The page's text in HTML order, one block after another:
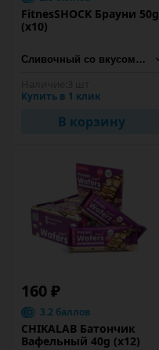
FitnesSHOCK Брауни 50g
(х10)
Купить в 1 клик
В корзину
160 ₽
3.2 баллов
CHIKALAB Батончик
Вафельный 40g (х12)